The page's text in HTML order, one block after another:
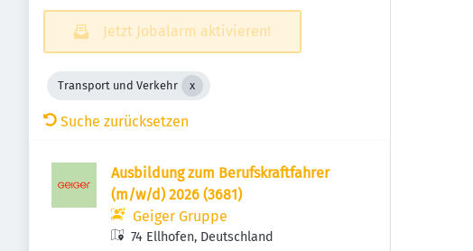
Jetzt Jobalarm aktivieren!
Transport und Verkehr
Suche zurücksetzen
Ausbildung zum Berufskraftfahrer
(m/w/d) 2026 (3681)
Geiger Gruppe
74 Ellhofen, Deutschland